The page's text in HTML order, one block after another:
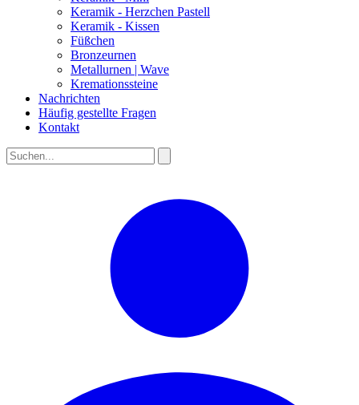
Keramik - Herzchen Pastell
Keramik - Kissen
Füßchen
Bronzeurnen
Metallurnen | Wave
Kremationssteine
Nachrichten
Häufig gestellte Fragen
Kontakt